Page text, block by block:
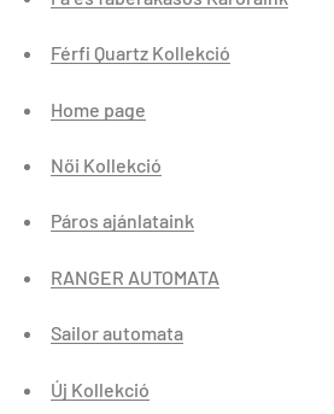
Férfi Quartz Kollekció
Home page
Női Kollekció
Páros ajánlataink
RANGER AUTOMATA
Sailor automata
Új Kollekció